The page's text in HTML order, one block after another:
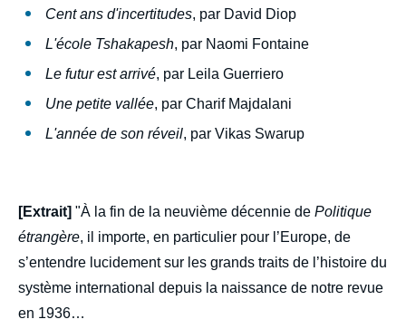
Cent ans d'incertitudes, par David Diop
L'école Tshakapesh, par Naomi Fontaine
Le futur est arrivé, par Leila Guerriero
Une petite vallée, par Charif Majdalani
L'année de son réveil, par Vikas Swarup
[Extrait] "À la fin de la neuvième décennie de Politique
étrangère, il importe, en particulier pour l’Europe, de
s’entendre lucidement sur les grands traits de l’histoire du
système international depuis la naissance de notre revue
en 1936…
de
de
étrangère" », Politique étrangère,
Sommaires (présentation du numéro), Ifri, 2